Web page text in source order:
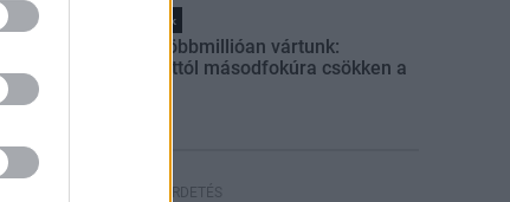
Helyi hírek
Amire többmillióan vártunk:
szombattól másodfokúra csökken a
HIRDETÉS